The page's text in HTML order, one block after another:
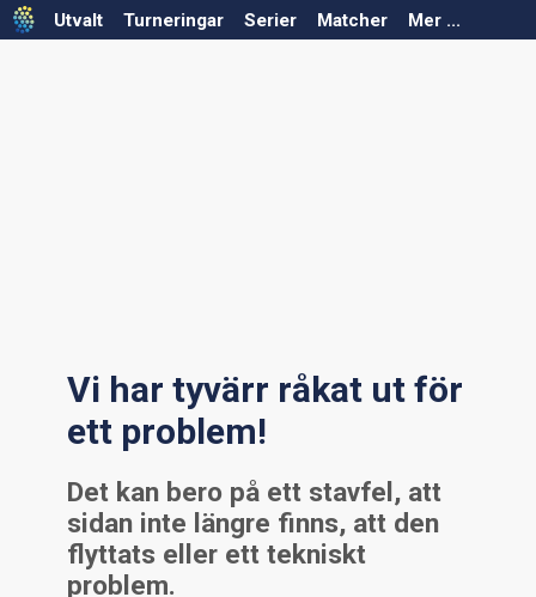
Utvalt Turneringar Serier Matcher Mer ...
Vi har tyvärr råkat ut för
ett problem!
Det kan bero på ett stavfel, att
sidan inte längre finns, att den
flyttats eller ett tekniskt
problem.